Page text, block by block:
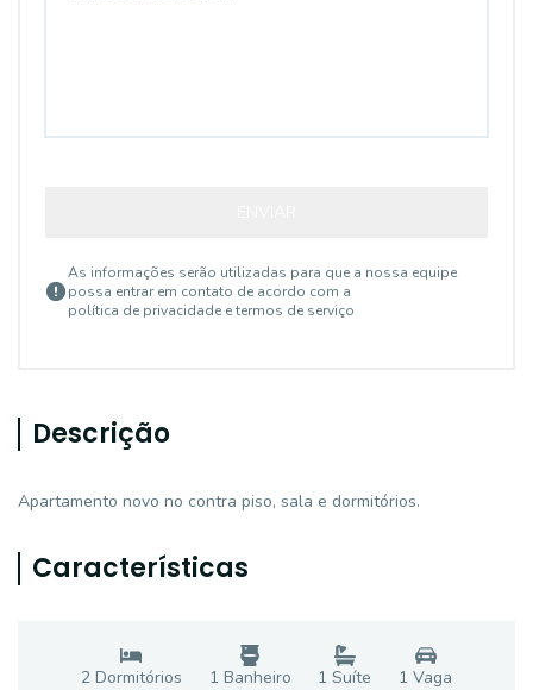
As informações serão utilizadas para que a nossa equipe
possa entrar em contato de acordo com a
política de privacidade e termos de serviço
Descrição
Apartamento novo no contra piso, sala e dormitórios.
Características
2Dormitórios 1 Banheiro 1 Suíte 1 Vaga